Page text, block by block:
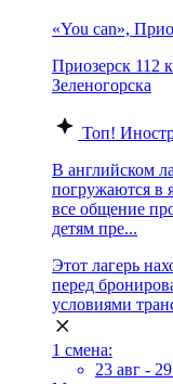
«You can»,
Приозерск 112
Зеленогорска
Топ!
В английском
погружаются в
все общение
детям пре...
Этот лагерь
перед
условиями
1 смена:
23 авг -